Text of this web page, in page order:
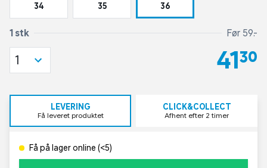
34 35 36
1 stk Før 59,-
41,30
1
LEVERING
Få leveret produktet
CLICK&COLLECT
Afhent efter 2 timer
Få på lager online (<5)